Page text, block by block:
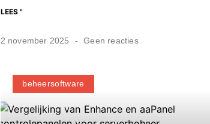
LEES "
2 november 2025 Geen reacties
beheersoftware